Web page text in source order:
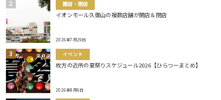
開店・閉店
イオンモール久御山の複数店舗が開店＆閉店
2026年7月29日
イベント
枚方の近所の夏祭りスケジュール2026【ひらつーまとめ】
2026年8月6日